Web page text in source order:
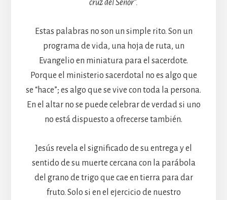
cruz del Señor”.
Estas palabras no son un simple rito. Son un
programa de vida, una hoja de ruta, un
Evangelio en miniatura para el sacerdote.
Porque el ministerio sacerdotal no es algo que
se “hace”; es algo que se vive con toda la persona.
En el altar no se puede celebrar de verdad si uno
no está dispuesto a ofrecerse también.
Jesús revela el significado de su entrega y el
sentido de su muerte cercana con la parábola
del grano de trigo que cae en tierra para dar
fruto. Solo si en el ejercicio de nuestro